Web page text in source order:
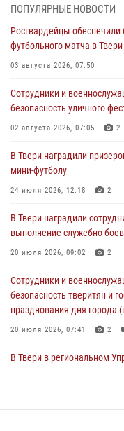
31 июля 2026, 05:42 4
Росгвардейцы в Твери
Дню Крещения Руси
28 июля 2026, 11:30
Сотрудники
пресекли 20
27 июля 2026, 08:29
В Твери наградили
мини-футболу
24 июля 2026, 12:18 2
Росгвардейцы оказали
22 июля 2026, 08:35
ПОПУЛЯРНЫЕ НОВОСТИ
Росгвардейцы обеспечили
футбольного матча в Твери
03 августа 2026, 07:50
Сотрудники и
безопасность уличного
02 августа 2026, 07:05 2
В Твери наградили
мини-футболу
24 июля 2026, 12:18 2
В Твери наградили
выполнение служебно-
20 июля 2026, 09:02 2
Сотрудники и
безопасность тверитян и
празднования дня города
20 июля 2026, 07:41 2
В Твери в региональном